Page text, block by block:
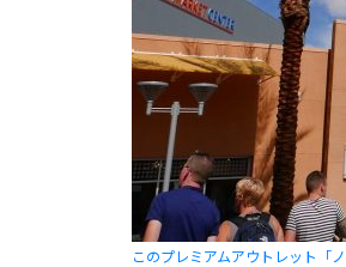
このプレミアムアウトレット「